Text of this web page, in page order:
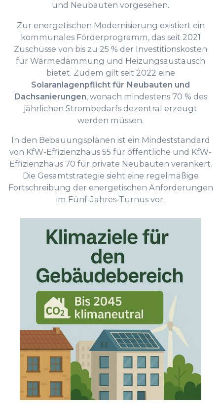
und Neubauten vorgesehen.
Zur energetischen Modernisierung existiert ein
kommunales Förderprogramm, das seit 2021
Zuschüsse von bis zu 25 % der Investitionskosten
für Wärmedämmung und Heizungs­austausch
bietet. Zudem gilt seit 2022 eine
Solaranlagenpflicht für Neubauten und
Dachsanierungen, wonach mindestens 70 % des
jährlichen Strombedarfs dezentral erzeugt
werden müssen.
In den Bebauungsplänen ist ein Mindeststandard
von KfW-Effizienzhaus 55 für öffentliche und KfW-
Effizienzhaus 70 für private Neubauten verankert.
Die Gesamtstrategie sieht eine regelmäßige
Fortschreibung der energetischen Anforderungen
im Fünf-Jahres-Turnus vor.